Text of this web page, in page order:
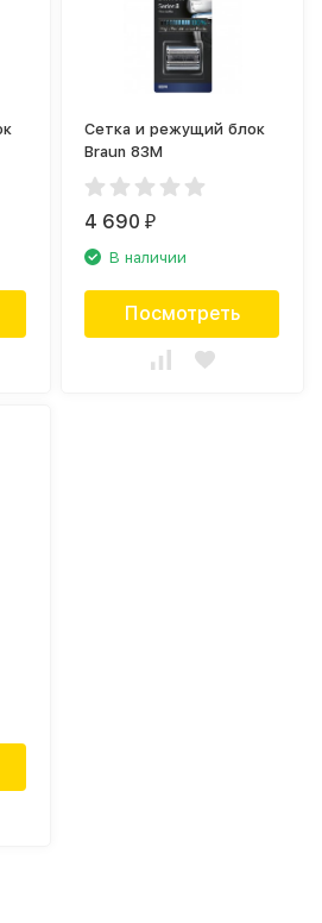
Сетка и режущий блок
Braun 83M
4 690₽
В наличии
Посмотреть